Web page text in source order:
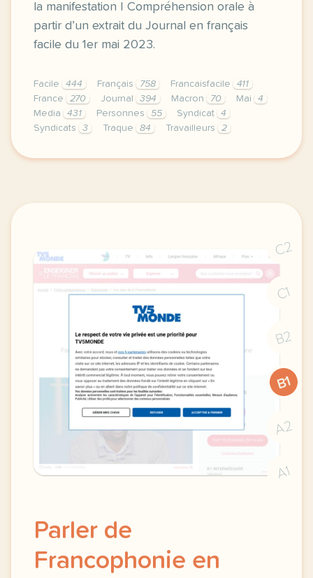
la manifestation | Compréhension orale à
partir d’un extrait du Journal en français
facile du 1er mai 2023.
Facile 444 Français 758 Francaisfacile
411
France
270 Journal 394 Macron 70 Mai
4
Media
431 Personnes 55 Syndicat
4
Syndicats
3 Traque 84 Travailleurs 2
exercice b1 france manifestations du 1er mai
C2
C1
B2
B1
A2
A1
Parler de
Francophonie en